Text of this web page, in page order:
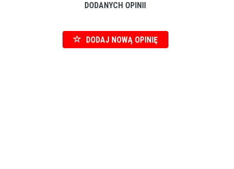
DODANYCH OPINII
DODAJ NOWĄ OPINIĘ